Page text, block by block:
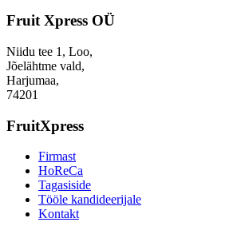
Fruit Xpress OÜ
Niidu tee 1, Loo,
Jõelähtme vald,
Harjumaa,
74201
FruitXpress
Firmast
HoReCa
Tagasiside
Tööle kandideerijale
Kontakt